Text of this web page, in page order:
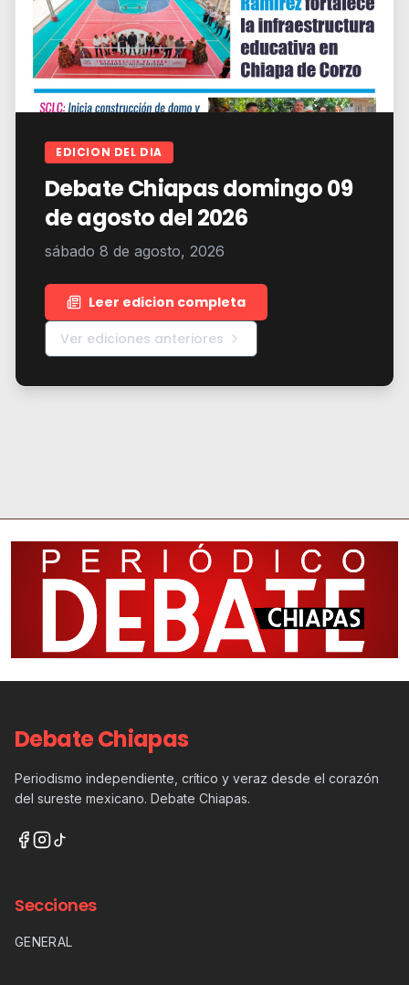
EDICION DEL DIA
Debate Chiapas domingo 09
de agosto del 2026
sábado 8 de agosto, 2026
Leer edicion completa
Ver ediciones anteriores
Debate Chiapas
Periodismo independiente, crítico y veraz desde el corazón
del sureste mexicano. Debate Chiapas.
Secciones
GENERAL